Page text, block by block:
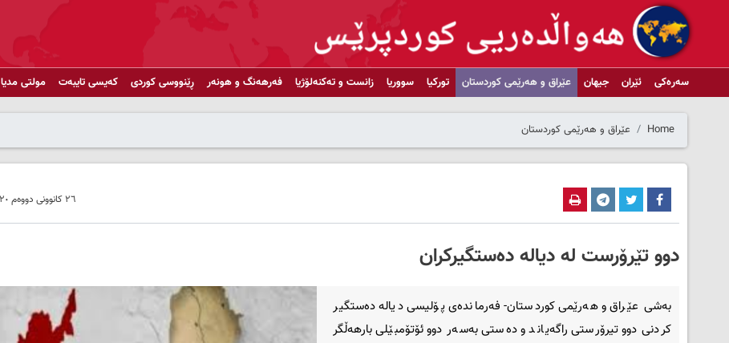
سەرەکی ئێران جیهان عێراق و هەرێمی کوردستان تورکیا سووریا زانست و تەکنەلۆژیا فەرهەنگ و هونەر ڕێنووسی کوردی کەیسی تایبەت مولتی مدیا
Home عێراق و هەرێمی کوردستان
٢٦ کانوونی دووەم ٢٠٢٠ - ١١:٢٢
دوو تێرۆرست لە دیالە ده‌ستگیركران
بەشی عێراق و هەرێمی کوردستان- فه‌رمانده‌ی پۆلیسی دیاله‌ ده‌ستگیر
كردنی دوو تیرۆرستی راگه‌یاند و ده‌ستی به‌سه‌ر دوو ئۆتۆمبێلی بارهه‌ڵگر